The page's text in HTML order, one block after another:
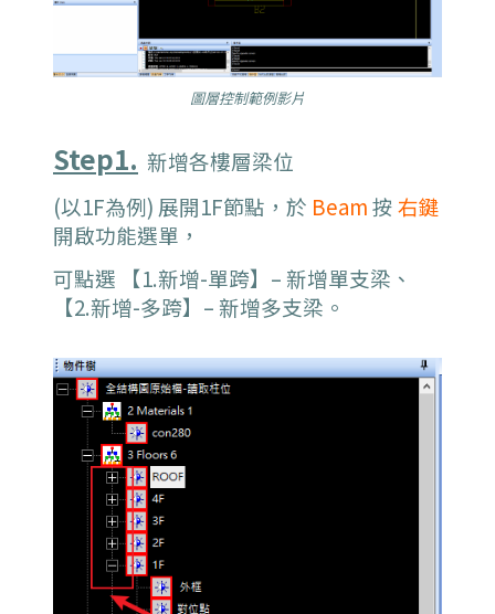
圖層控制範例影片
Step1. 新增各樓層梁位
(以1F為例) 展開1F節點，於 Beam按右鍵
開啟功能選單 ，
可點選 【1.新增-單跨】– 新增單支梁、
【2.新增-多跨】– 新增多支梁 。